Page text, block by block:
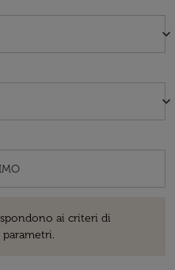
keyboard_arrow_down
keyboard_arrow_down
ai criteri di